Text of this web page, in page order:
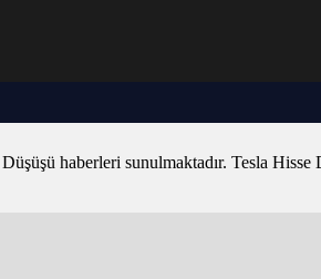
haberleri sunulmaktadır. Tesla Hisse